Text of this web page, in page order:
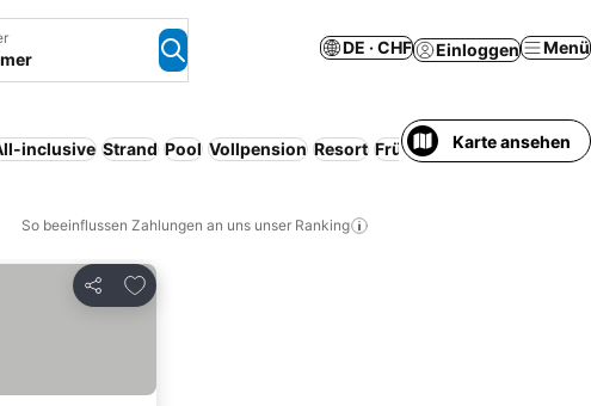
DE · CHF Einloggen Menü
inclusive Strand Pool Vollpension Resort Frühstück inbegriffen
Karte ansehen
So beeinflussen Zahlungen an uns unser Ranking
Teilen
Zu Favoriten hinzufügen